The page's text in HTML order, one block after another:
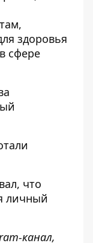
здоровья
сфере
что
личный
канал,